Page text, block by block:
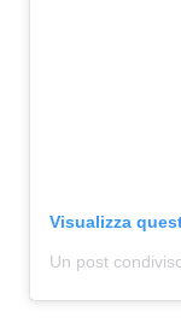
Visualizza